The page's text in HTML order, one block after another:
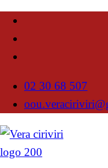
02 30 68 507